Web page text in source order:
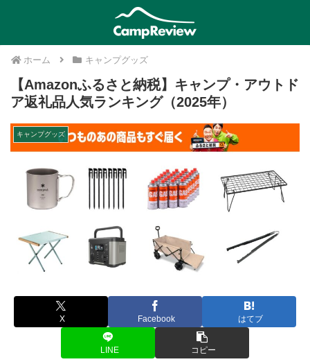
ホーム キャンプグッズ
【Amazonふるさと納税】キャンプ・アウトド
ア返礼品人気ランキング（2025年）
キャンプグッズ
X Facebook はてブ
LINE コピー